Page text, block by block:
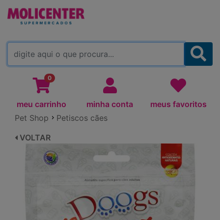
MOLICENTER ARAPONGAS
0
meu carrinho minha conta
meus favoritos
Pet Shop
Petiscos cães
VOLTAR